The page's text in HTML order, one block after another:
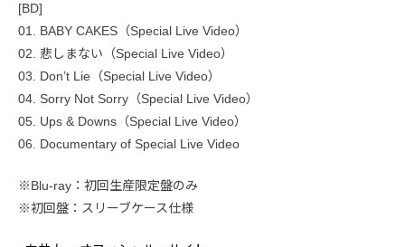
[BD]
01. BABY CAKES（Special Live Video）
02. 悲しまない（Special Live Video）
03. Don’t Lie（Special Live Video）
04. Sorry Not Sorry（Special Live Video）
05. Ups & Downs（Special Live Video）
06. Documentary of Special Live Video
※Blu-ray：初回生産限定盤のみ
※初回盤：スリーブケース仕様